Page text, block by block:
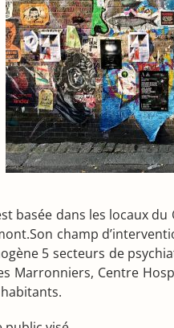
basée dans les locaux
champ
5 secteurs de
Marronniers, Centre